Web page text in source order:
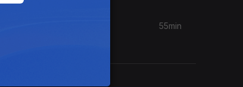
55min